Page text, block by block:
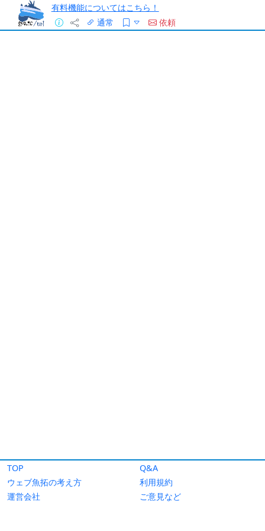
有料機能についてはこちら！
通常
依頼
TOP
Q&A
ウェブ魚拓の考え方
利用規約
運営会社
ご意見など